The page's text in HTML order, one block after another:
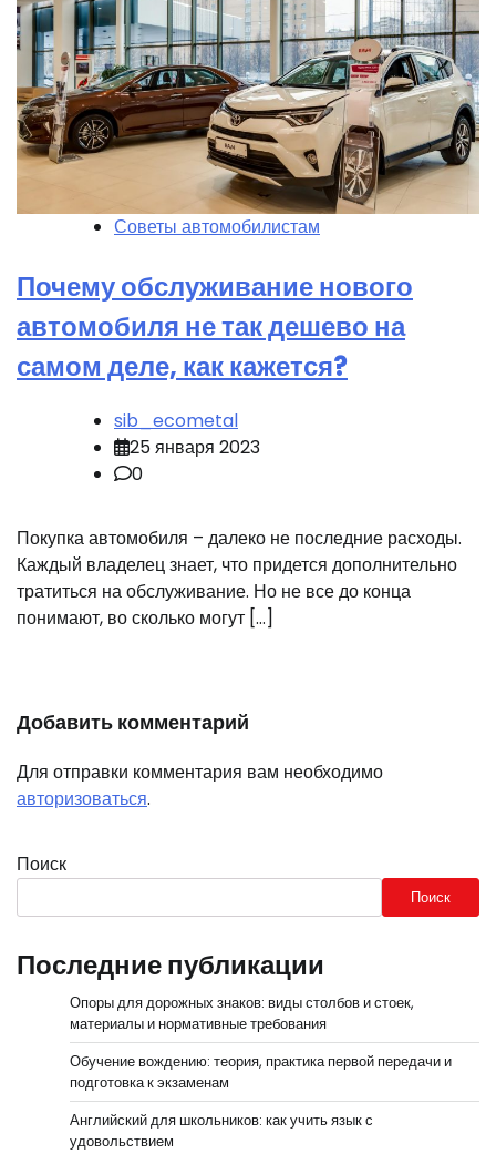
Советы автомобилистам
Почему обслуживание нового
автомобиля не так дешево на
самом деле, как кажется?
sib_ecometal
25 января 2023
0
Покупка автомобиля – далеко не последние расходы.
Каждый владелец знает, что придется дополнительно
тратиться на обслуживание. Но не все до конца
понимают, во сколько могут […]
Добавить комментарий
Для отправки комментария вам необходимо
авторизоваться.
Поиск
Поиск
Последние публикации
Опоры для дорожных знаков: виды столбов и стоек,
материалы и нормативные требования
Обучение вождению: теория, практика первой передачи и
подготовка к экзаменам
Английский для школьников: как учить язык с
удовольствием